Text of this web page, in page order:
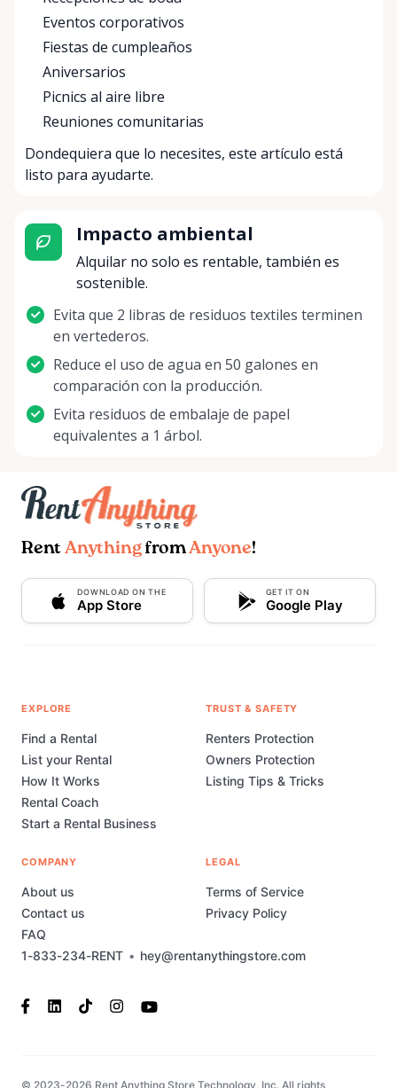
Eventos corporativos
Fiestas de cumpleaños
Aniversarios
Picnics al aire libre
Reuniones comunitarias
Dondequiera que lo necesites, este artículo está
listo para ayudarte.
Impacto ambiental
Alquilar no solo es rentable, también es
sostenible.
Evita que 2 libras de residuos textiles terminen
en vertederos.
Reduce el uso de agua en 50 galones en
comparación con la producción.
Evita residuos de embalaje de papel
equivalentes a 1 árbol.
Rent AnythingfromAnyone!
DOWNLOAD ON THE
App Store
GET IT ON
Google Play
1-833-234-RENT • hey@rentanythingstore.com
EXPLORE
Find a Rental
List your Rental
How It Works
Rental Coach
Start a Rental Business
TRUST & SAFETY
Renters Protection
Owners Protection
Listing Tips & Tricks
COMPANY
About us
Contact us
FAQ
LEGAL
Terms of Service
Privacy Policy
© 2023-2026 Rent Anything Store Technology, Inc. All rights